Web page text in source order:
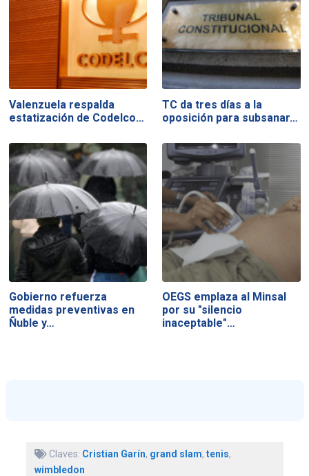
Valenzuela respalda
estatización de Codelco…
TC da tres días a la
oposición para subsanar…
Gobierno refuerza
medidas preventivas en
Ñuble y…
OEGS emplaza al Minsal
por su "silencio
inaceptable"…
Claves: Cristian Garín, grand slam, tenis,
wimbledon